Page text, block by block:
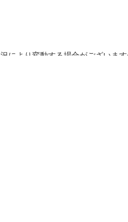
により変動する場合がございます